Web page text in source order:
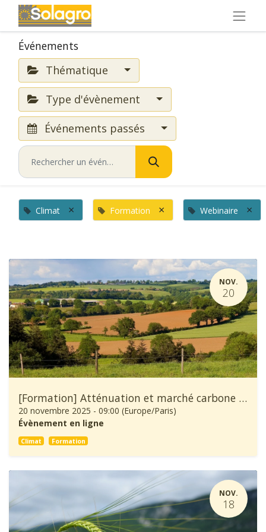
Événements
Thématique
Type d'évènement
Événements passés
Climat × Formation × Webinaire ×
NOV.
20
[Formation] Atténuation et marché carbone en agriculture
20 novembre 2025 - 09:00 (Europe/Paris)
Évènement en ligne
Climat Formation
NOV.
18